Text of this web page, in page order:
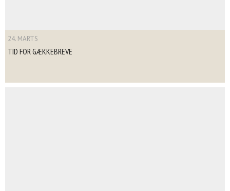
24. MARTS
TID FOR GÆKKEBREVE